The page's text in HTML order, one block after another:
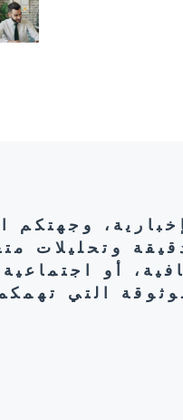
وجهتكم
وتحليلات
أو
التي